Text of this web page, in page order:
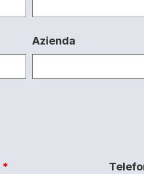
Azienda
*